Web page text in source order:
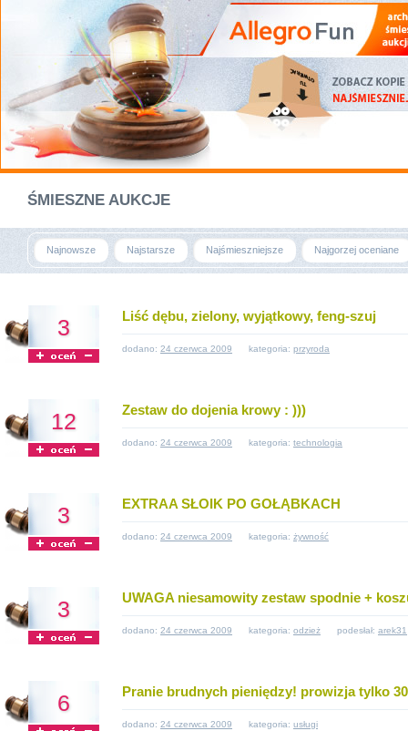
ŚMIESZNE AUKCJE
Najnowsze Najstarsze Najśmieszniejsze Najgorzej oceniane
3 Liść dębu, zielony, wyjątkowy, feng-szuj
dodano: 24 czerwca 2009 kategoria: przyroda
12 Zestaw do dojenia krowy : )))
dodano: 24 czerwca 2009 kategoria: technologia
3 EXTRAA SŁOIK PO GOŁĄBKACH
dodano: 24 czerwca 2009 kategoria: żywność
3 UWAGA niesamowity zestaw spodnie +
dodano: 24 czerwca 2009 kategoria: odzież podesłał: arek31
6 Pranie brudnych pieniędzy! prowizja tylko
dodano: 24 czerwca 2009 kategoria: usługi